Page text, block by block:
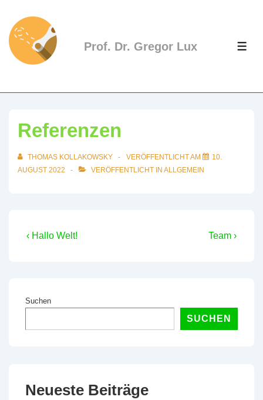
Zum
Inhalt
Prof. Dr. Gregor Lux
Referenzen
THOMAS KOLLAKOWSKY VERÖFFENTLICHT AM
10.
AUGUST 2022
VERÖFFENTLICHT IN ALLGEMEIN
Beitragsnavigation
Vorheriger
‹ Hallo Welt!
Nächster
Team ›
Suchen
SUCHEN
Neueste Beiträge